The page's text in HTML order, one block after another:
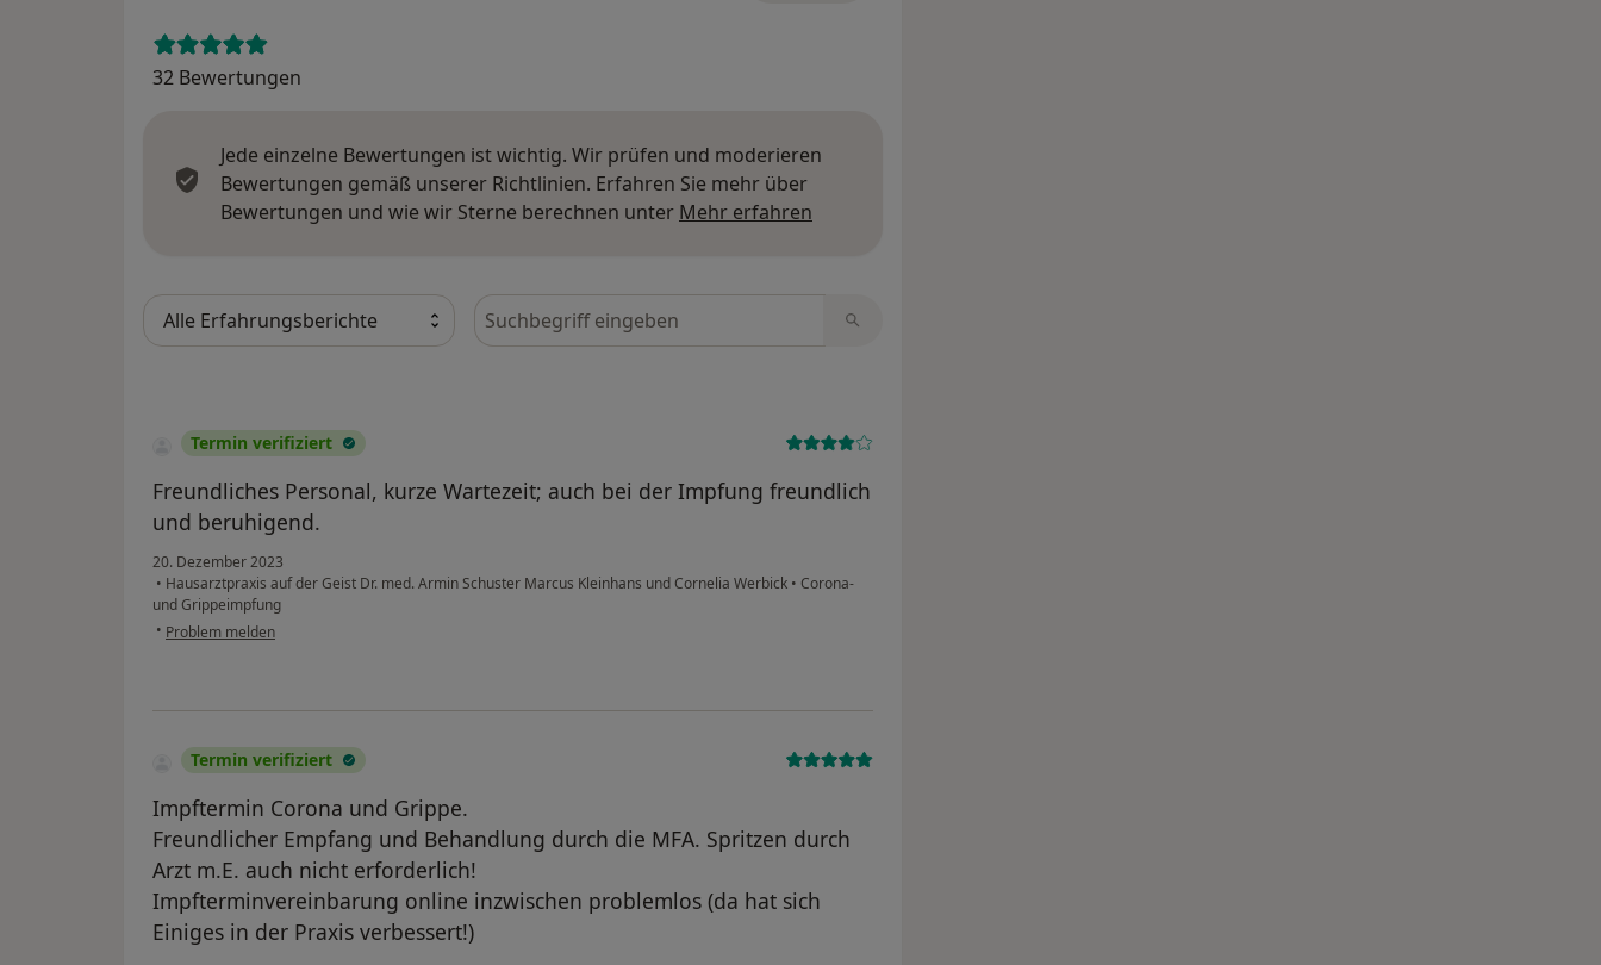
32 Bewertungen
Jede einzelne Bewertungen ist wichtig. Wir prüfen und moderieren
Bewertungen gemäß unserer Richtlinien. Erfahren Sie mehr über
Bewertungen und wie wir Sterne berechnen unter Mehr erfahren
Bewertungen durchsuchen
Termin verifiziert
Freundliches Personal, kurze Wartezeit; auch bei der Impfung freundlich
und beruhigend.
20. Dezember 2023
• Hausarztpraxis auf der Geist Dr. med. Armin Schuster Marcus Kleinhans und Cornelia Werbick • Corona-
und Grippeimpfung
• Problem melden
Termin verifiziert
Impftermin Corona und Grippe.
Freundlicher Empfang und Behandlung durch die MFA. Spritzen durch
Arzt m.E. auch nicht erforderlich!
Impfterminvereinbarung online inzwischen problemlos (da hat sich
Einiges in der Praxis verbessert!)